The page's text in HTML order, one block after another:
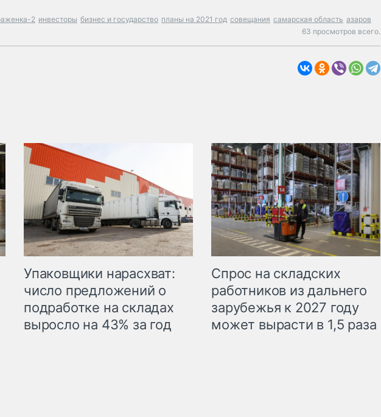
2 инвесторы бизнес и государство планы на 2021 год совещания самарская область азаров
63 просмотров всего.
Упаковщики нарасхват:
число предложений о
подработке на складах
выросло на 43% за год
Спрос на складских
работников из дальнего
зарубежья к 2027 году
может вырасти в 1,5 раза